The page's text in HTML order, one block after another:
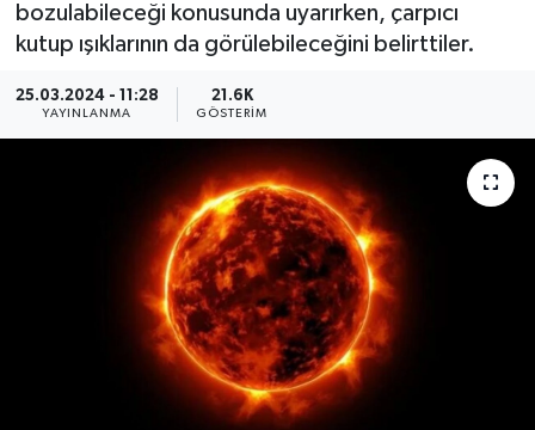
bozulabileceği konusunda uyarırken, çarpıcı
kutup ışıklarının da görülebileceğini belirttiler.
25.03.2024 - 11:28
YAYINLANMA
21.6K
GÖSTERIM
KEMERBURGAZ
KÜLTÜR - SANAT
ÖZEL HABER
TEKNOLOJİ